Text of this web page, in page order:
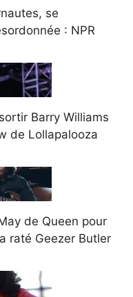
se
: NPR
Barry Williams
de Lollapalooza
de Queen pour
raté Geezer Butler